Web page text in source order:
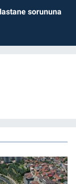
sorununa